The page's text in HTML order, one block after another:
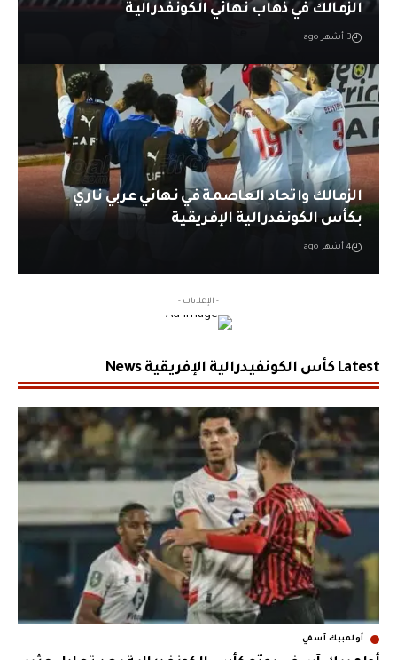
الزمالك في ذهاب نهائي الكونفدرالية
3 أشهر ago
الزمالك واتحاد العاصمة في نهائي عربي ناري
بكأس الكونفدرالية الإفريقية
4 أشهر ago
- الإعلانات -
Latest كأس الكونفيدرالية الإفريقية News
أولمبيك آسفي